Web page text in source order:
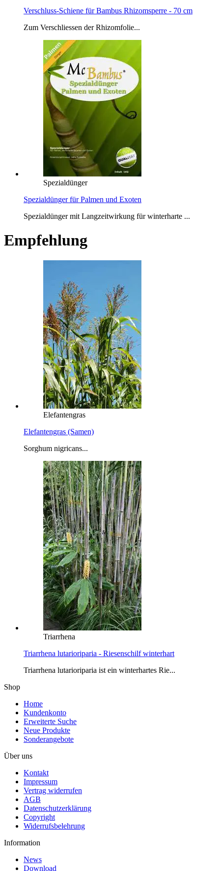
Verschluss-Schiene für Bambus Rhizomsperre - 70 cm
Zum Verschliessen der Rhizomfolie...
Spezialdünger
Spezialdünger für Palmen und Exoten
Spezialdünger mit Langzeitwirkung für winterharte ...
Empfehlung
Elefantengras
Elefantengras (Samen)
Sorghum nigricans...
Triarrhena
Triarrhena lutarioriparia - Riesenschilf winterhart
Triarrhena lutarioriparia ist ein winterhartes Rie...
Shop
Home
Kundenkonto
Erweiterte Suche
Neue Produkte
Sonderangebote
Über uns
Kontakt
Impressum
Vertrag widerrufen
AGB
Datenschutzerklärung
Copyright
Widerrufsbelehrung
Information
News
Download